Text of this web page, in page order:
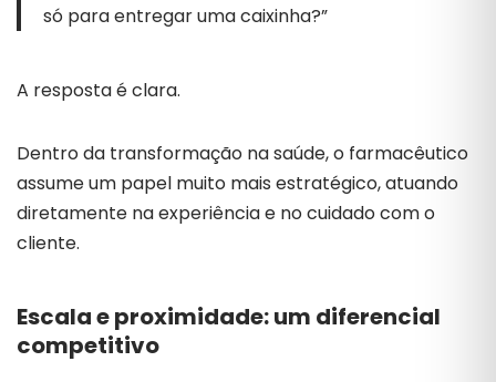
só para entregar uma caixinha?”
A resposta é clara.
Dentro da transformação na saúde, o farmacêutico
assume um papel muito mais estratégico, atuando
diretamente na experiência e no cuidado com o
cliente.
Escala e proximidade: um diferencial
competitivo